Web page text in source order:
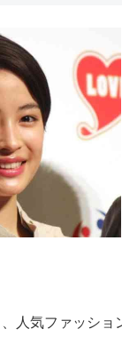
人気ファッショ